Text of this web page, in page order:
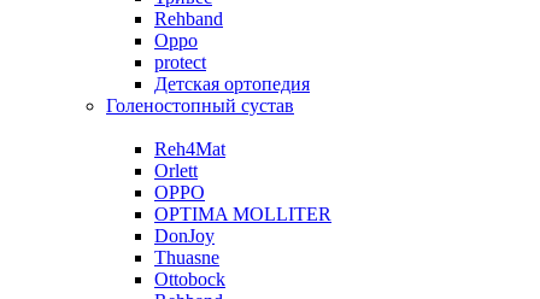
Rehband
Oppo
protect
Детская ортопедия
Голеностопный сустав
Reh4Mat
Orlett
OPPO
OPTIMA MOLLITER
DonJoy
Thuasne
Ottobock